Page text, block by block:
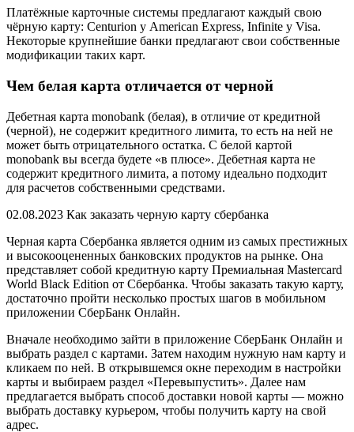
Платёжные карточные системы предлагают каждый свою
чёрную карту: Centurion у American Express, Infinite у Visa.
Некоторые крупнейшие банки предлагают свои собственные
модификации таких карт.
Чем белая карта отличается от черной
Дебетная карта monobank (белая), в отличие от кредитной
(черной), не содержит кредитного лимита, то есть на ней не
может быть отрицательного остатка. С белой картой
monobank вы всегда будете «в плюсе». Дебетная карта не
содержит кредитного лимита, а потому идеально подходит
для расчетов собственными средствами.
02.08.2023 Как заказать черную карту сбербанка
Черная карта Сбербанка является одним из самых престижных
и высокооцененных банковских продуктов на рынке. Она
представляет собой кредитную карту Премиальная Mastercard
World Black Edition от Сбербанка. Чтобы заказать такую карту,
достаточно пройти несколько простых шагов в мобильном
приложении СберБанк Онлайн.
Вначале необходимо зайти в приложение СберБанк Онлайн и
выбрать раздел с картами. Затем находим нужную нам карту и
кликаем по ней. В открывшемся окне переходим в настройки
карты и выбираем раздел «Перевыпустить». Далее нам
предлагается выбрать способ доставки новой карты — можно
выбрать доставку курьером, чтобы получить карту на свой
адрес.